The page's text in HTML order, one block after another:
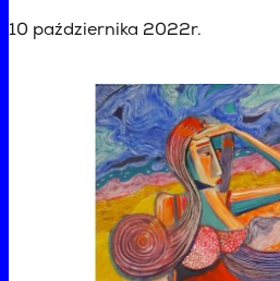
10 października 2022r.